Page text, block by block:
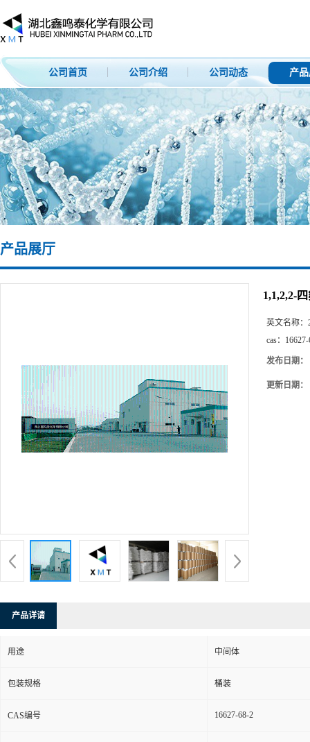
公司首页 公司介绍 公司动态 产
产品展厅
1,1,2,2-
英文名称：
cas：
发布日期：
更新日期：
产品详请
用途 中间体
包装规格 桶装
CAS编号 16627-68-2